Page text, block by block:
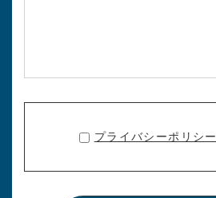
プライバシーポリシー